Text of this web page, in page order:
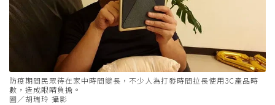
防疫期間民眾待在家中時間變長，不少人為打發時間拉長使用3C產品時
數，造成眼睛負擔。
圖／胡瑞玲 攝影